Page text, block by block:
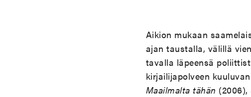
Aikion mukaan
ajan taustalla, välillä
tavalla läpeensä
kirjailijapolveen kuuluvan
Maailmalta tähän